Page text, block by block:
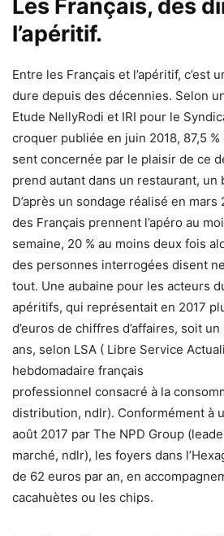
Les Français, des
l’apéritif.
Entre les Français et l’apéritif, c’est
dure depuis des décennies. Selon
Etude NellyRodi et IRI pour le
croquer publiée en juin 2018, 87,5
sent concernée par le plaisir de ce
prend autant dans un restaurant, un
D’après un sondage réalisé en mars
des Français prennent l’apéro au
semaine, 20 % au moins deux fois
des personnes interrogées disent
tout. Une aubaine pour les acteurs
apéritifs, qui représentait en 2017
d’euros de chiffres d’affaires, soit
ans, selon LSA ( Libre Service
hebdomadaire français
professionnel consacré à la
distribution, ndlr). Conformément à
août 2017 par The NPD Group
marché, ndlr), les foyers dans
de 62 euros par an, en
cacahuètes ou les chips.